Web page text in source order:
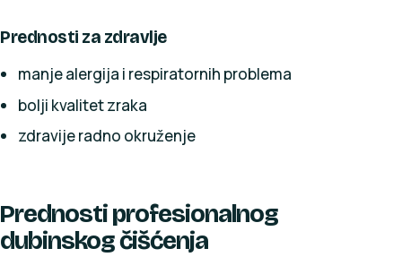
Prednosti za zdravlje
manje alergija i respiratornih problema
bolji kvalitet zraka
zdravije radno okruženje
Prednosti profesionalnog
dubinskog čišćenja